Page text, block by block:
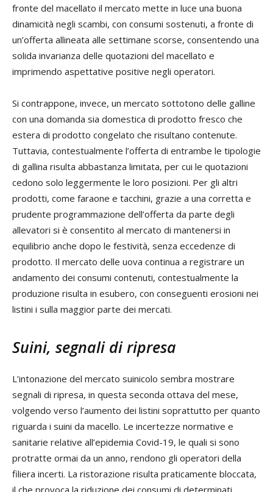
fronte del macellato il mercato mette in luce una buona
dinamicità negli scambi, con consumi sostenuti, a fronte di
un’offerta allineata alle settimane scorse, consentendo una
solida invarianza delle quotazioni del macellato e
imprimendo aspettative positive negli operatori.
Si contrappone, invece, un mercato sottotono delle galline
con una domanda sia domestica di prodotto fresco che
estera di prodotto congelato che risultano contenute.
Tuttavia, contestualmente l’offerta di entrambe le tipologie
di gallina risulta abbastanza limitata, per cui le quotazioni
cedono solo leggermente le loro posizioni. Per gli altri
prodotti, come faraone e tacchini, grazie a una corretta e
prudente programmazione dell’offerta da parte degli
allevatori si è consentito al mercato di mantenersi in
equilibrio anche dopo le festività, senza eccedenze di
prodotto. Il mercato delle uova continua a registrare un
andamento dei consumi contenuti, contestualmente la
produzione risulta in esubero, con conseguenti erosioni nei
listini i sulla maggior parte dei mercati.
Suini, segnali di ripresa
L’intonazione del mercato suinicolo sembra mostrare
segnali di ripresa, in questa seconda ottava del mese,
volgendo verso l’aumento dei listini soprattutto per quanto
riguarda i suini da macello. Le incertezze normative e
sanitarie relative all’epidemia Covid-19, le quali si sono
protratte ormai da un anno, rendono gli operatori della
filiera incerti. La ristorazione risulta praticamente bloccata,
il che provoca la riduzione dei consumi di determinati